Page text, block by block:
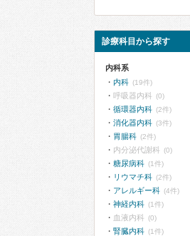
診療科目から探す
内科系
内科 (19件)
呼吸器内科 (0)
循環器内科 (2件)
消化器内科 (3件)
胃腸科 (2件)
内分泌代謝科 (0)
糖尿病科 (1件)
リウマチ科 (2件)
アレルギー科 (4件)
神経内科 (1件)
血液内科 (0)
腎臓内科 (1件)